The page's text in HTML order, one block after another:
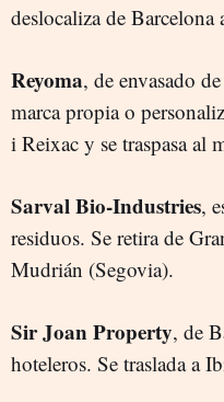
deslocaliza de Barcelona
Reyoma, de envasado
marca propia o
i Reixac y se traspasa al
Sarval Bio-Industries,
residuos. Se retira de
Mudrián (Segovia).
Sir Joan Property, de
hoteleros. Se traslada a